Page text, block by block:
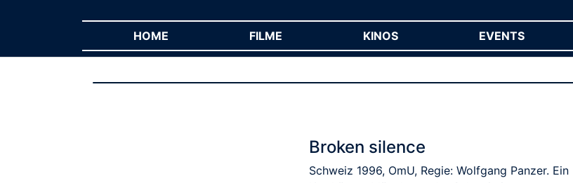
HOME FILME KINOS EVENTS
Broken silence
Schweiz 1996, OmU, Regie: Wolfgang Panzer. Ein